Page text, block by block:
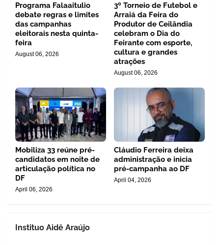
Programa Falaaitulio
debate regras e limites
das campanhas
eleitorais nesta quinta-
feira
August 06, 2026
3º Torneio de Futebol e
Arraiá da Feira do
Produtor de Ceilândia
celebram o Dia do
Feirante com esporte,
cultura e grandes
atrações
August 06, 2026
Mobiliza 33 reúne pré-
candidatos em noite de
articulação política no
DF
April 06, 2026
Cláudio Ferreira deixa
administração e inicia
pré-campanha ao DF
April 04, 2026
Instituo Aidê Araújo